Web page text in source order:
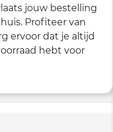
jouw bestelling
Profiteer van
ervoor dat je altijd
hebt voor